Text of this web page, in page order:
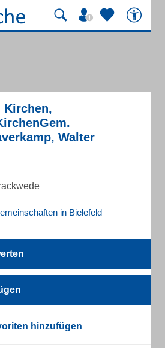
Kirchen,
Walter
in Bielefeld
hinzufügen